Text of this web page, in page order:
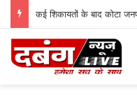
कई शिकायतों के बाद कोटा